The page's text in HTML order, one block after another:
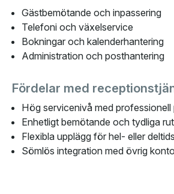
Gästbemötande och inpassering
Telefoni och växelservice
Bokningar och kalenderhantering
Administration och posthantering
Fördelar med
Hög servicenivå med professionell
Enhetligt bemötande och tydliga
Flexibla upplägg för hel- eller
Sömlös integration med övrig